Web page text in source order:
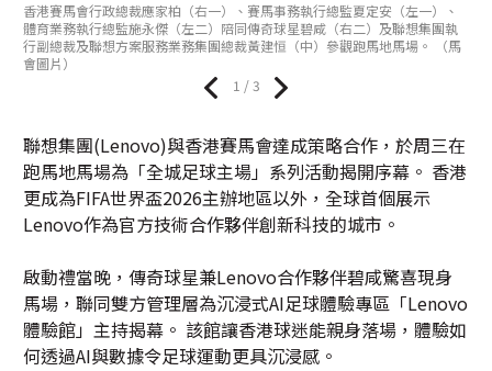
香港賽馬會行政總裁應家柏（右一）、賽馬事務執行總監夏定安（左一）、
體育業務執行總監施永傑（左二）陪同傳奇球星碧咸（右二）及聯想集團執
行副總裁及聯想方案服務業務集團總裁黃建恒（中）參觀跑馬地馬場。 （馬
會圖片）
1 / 3
聯想集團(Lenovo)與香港賽馬會達成策略合作，於周三在
跑馬地馬場為「全城足球主場」系列活動揭開序幕。 香港
更成為FIFA世界盃2026主辦地區以外，全球首個展示
Lenovo作為官方技術合作夥伴創新科技的城市。
啟動禮當晚，傳奇球星兼Lenovo合作夥伴碧咸驚喜現身
馬場，聯同雙方管理層為沉浸式AI足球體驗專區「Lenovo
體驗館」主持揭幕。 該館讓香港球迷能親身落場，體驗如
何透過AI與數據令足球運動更具沉浸感。